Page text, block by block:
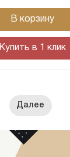
В корзину
Купить в 1 клик